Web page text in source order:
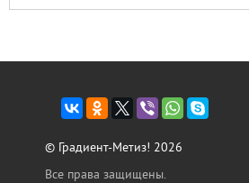
© Градиент-Метиз! 2026
Все права защищены.